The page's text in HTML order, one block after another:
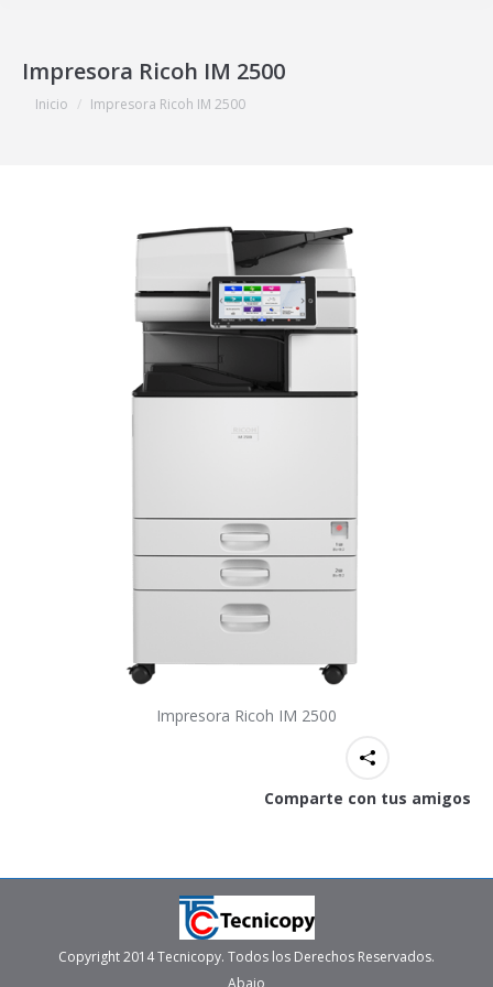
Impresora Ricoh IM 2500
Estás aquí:
Inicio Impresora Ricoh IM 2500
Impresora Ricoh IM 2500
Comparte con tus amigos
Copyright 2014 Tecnicopy. Todos los Derechos Reservados.
Abajo